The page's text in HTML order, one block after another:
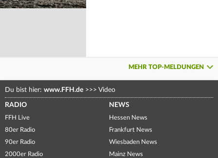
MEHR TOP-MELDUNGEN
Du bist hier: www.FFH.de >>> Video
RADIO
FFH Live
80er Radio
90er Radio
2000er Radio
NEWS
Hessen News
Frankfurt News
Wiesbaden News
Mainz News